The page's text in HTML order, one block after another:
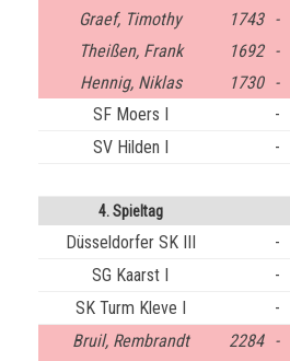
Graef, Timothy
1743 -
Theißen, Frank
1692 -
Hennig, Niklas
1730 -
SF Moers I
-
SV Hilden I
-
4. Spieltag
Düsseldorfer SK III -
SG Kaarst I
-
SK Turm Kleve I
-
Bruil, Rembrandt
2284 -